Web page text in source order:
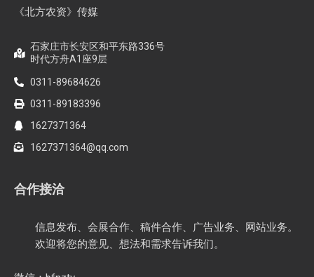
《北方农资》传媒
石家庄市长安区和平东路336号
时代方舟A1座9层
0311-89684626
0311-89183396
1627371364
1627371364@qq.com
合作接洽
信息发布、会展合作、稿件合作、广告业务、网站业务。
欢迎将您的意见、想法和需求告诉我们。